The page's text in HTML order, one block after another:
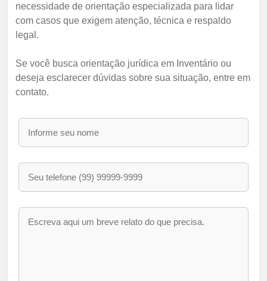
necessidade de orientação especializada para lidar
com casos que exigem atenção, técnica e respaldo
legal.
Se você busca orientação jurídica em Inventário ou
deseja esclarecer dúvidas sobre sua situação, entre em
contato.